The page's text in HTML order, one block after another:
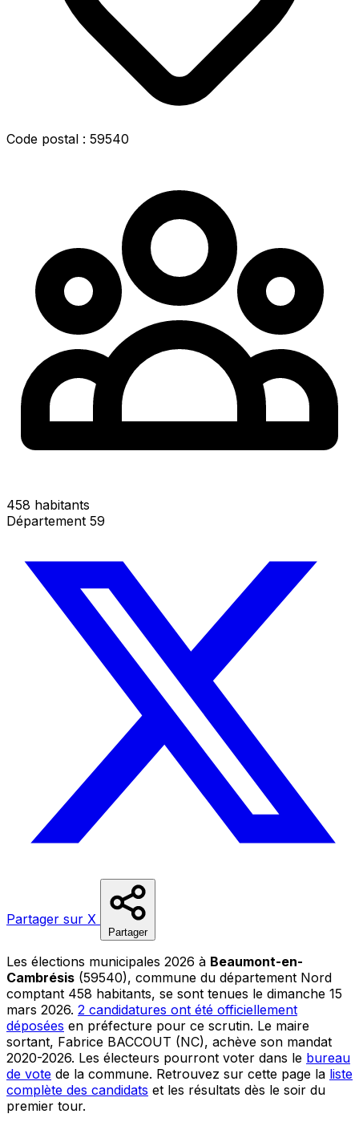
Code postal : 59540
458 habitants
Département 59
Partager sur X
Partager
Les élections municipales 2026 à Beaumont-en-
Cambrésis (59540), commune du département Nord
comptant 458 habitants, se sont tenues le dimanche 15
mars 2026. 2 candidatures ont été officiellement
déposées en préfecture pour ce scrutin. Le maire
sortant, Fabrice BACCOUT (NC), achève son mandat
2020-2026. Les électeurs pourront voter dans le bureau
de vote de la commune. Retrouvez sur cette page la liste
complète des candidats et les résultats dès le soir du
premier tour.